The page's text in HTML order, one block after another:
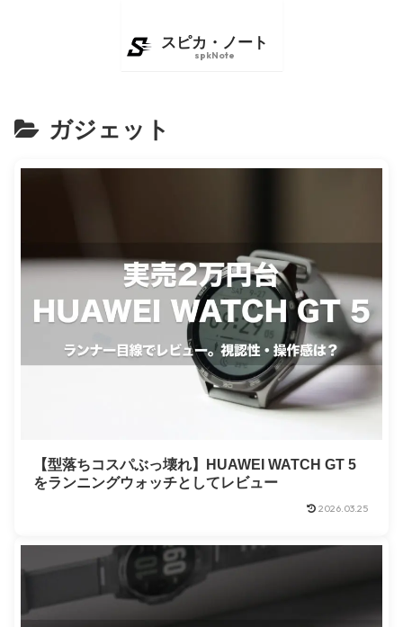
ガジェット
【型落ちコスパぶっ壊れ】HUAWEI WATCH GT 5
をランニングウォッチとしてレビュー
2026.03.25